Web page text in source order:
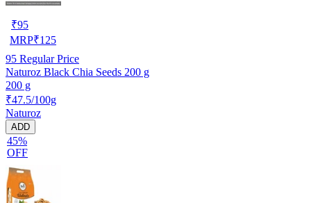
₹95
MRP₹125
95 Regular Price
Naturoz Black Chia Seeds 200 g
200 g
₹47.5/100g
Naturoz
ADD
45%
OFF